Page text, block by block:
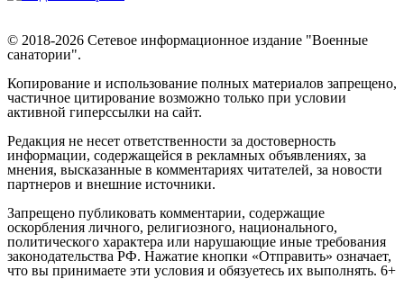
© 2018-2026 Сетевое информационное издание "Военные
санатории".
Копирование и использование полных материалов запрещено,
частичное цитирование возможно только при условии
активной гиперссылки на сайт.
Редакция не несет ответственности за достоверность
информации, содержащейся в рекламных объявлениях, за
мнения, высказанные в комментариях читателей, за новости
партнеров и внешние источники.
Запрещено публиковать комментарии, содержащие
оскорбления личного, религиозного, национального,
политического характера или нарушающие иные требования
законодательства РФ. Нажатие кнопки «Отправить» означает,
что вы принимаете эти условия и обязуетесь их выполнять. 6+